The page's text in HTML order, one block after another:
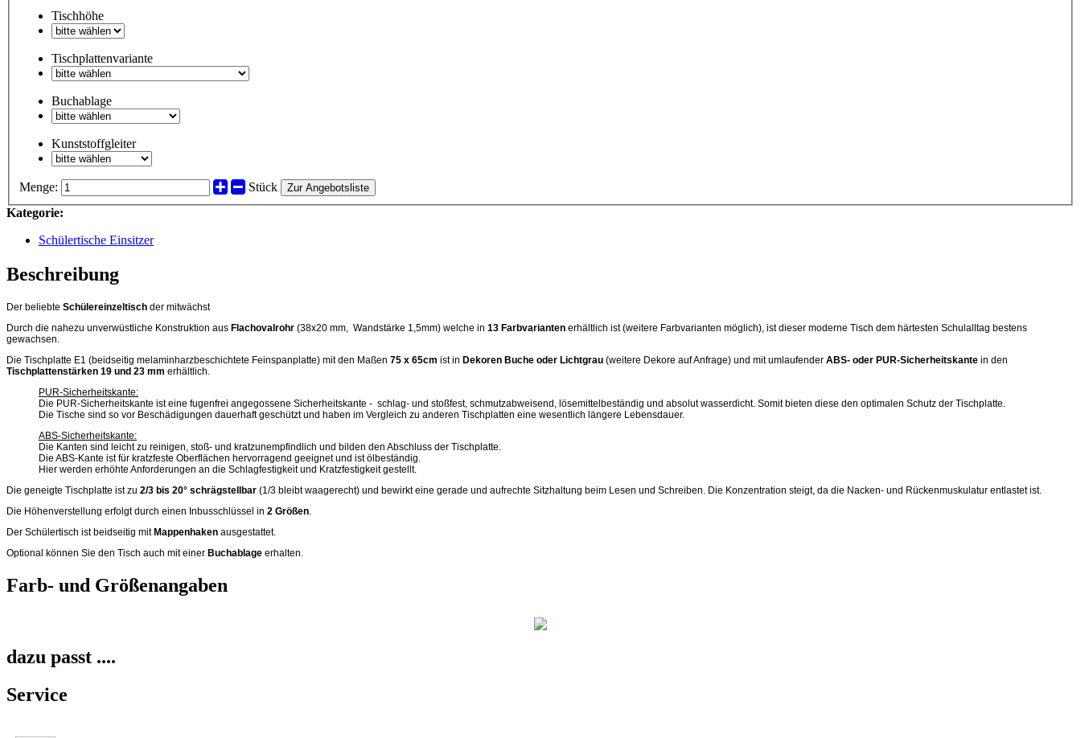
Tischhöhe
Tischplattenvariante
Buchablage
Kunststoffgleiter
Menge: Stück Zur Angebotsliste
Kategorie:
Schülertische Einsitzer
Beschreibung
Der beliebte Schülereinzeltisch der mitwächst
Durch die nahezu unverwüstliche Konstruktion aus Flachovalrohr (38x20 mm, Wandstärke 1,5mm) welche in 13 Farbvarianten erhältlich ist (weitere Farbvarianten möglich), ist dieser moderne Tisch dem härtesten Schulalltag bestens
gewachsen.
Die Tischplatte E1 (beidseitig melaminharzbeschichtete Feinspanplatte) mit den Maßen 75 x 65cm ist in Dekoren Buche oder Lichtgrau (weitere Dekore auf Anfrage) und mit umlaufender ABS- oder PUR-Sicherheitskante in den
Tischplattenstärken 19 und 23 mm erhältlich.
PUR-Sicherheitskante:
Die PUR-Sicherheitskante ist eine fugenfrei angegossene Sicherheitskante - schlag- und stoßfest, schmutzabweisend, lösemittelbeständig und absolut wasserdicht. Somit bieten diese den optimalen Schutz der Tischplatte.
Die Tische sind so vor Beschädigungen dauerhaft geschützt und haben im Vergleich zu anderen Tischplatten eine wesentlich längere Lebensdauer.
ABS-Sicherheitskante:
Die Kanten sind leicht zu reinigen, stoß- und kratzunempfindlich und bilden den Abschluss der Tischplatte.
Die ABS-Kante ist für kratzfeste Oberflächen hervorragend geeignet und ist ölbeständig.
Hier werden erhöhte Anforderungen an die Schlagfestigkeit und Kratzfestigkeit gestellt.
Die geneigte Tischplatte ist zu 2/3 bis 20° schrägstellbar (1/3 bleibt waagerecht) und bewirkt eine gerade und aufrechte Sitzhaltung beim Lesen und Schreiben. Die Konzentration steigt, da die Nacken- und Rückenmuskulatur entlastet ist.
Die Höhenverstellung erfolgt durch einen Inbusschlüssel in 2 Größen.
Der Schülertisch ist beidseitig mitMappenhaken ausgestattet.
Optional können Sie den Tisch auch mit einer Buchablage erhalten.
Farb- und Größenangaben
dazu passt ....
Service